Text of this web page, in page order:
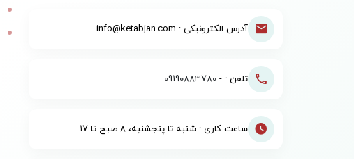
آدرس الکترونیکی : info@ketabjan.com
تلفن : - 09190883780
ساعت کاری : شنبه تا پنجشنبه، ۸ صبح تا ۱۷